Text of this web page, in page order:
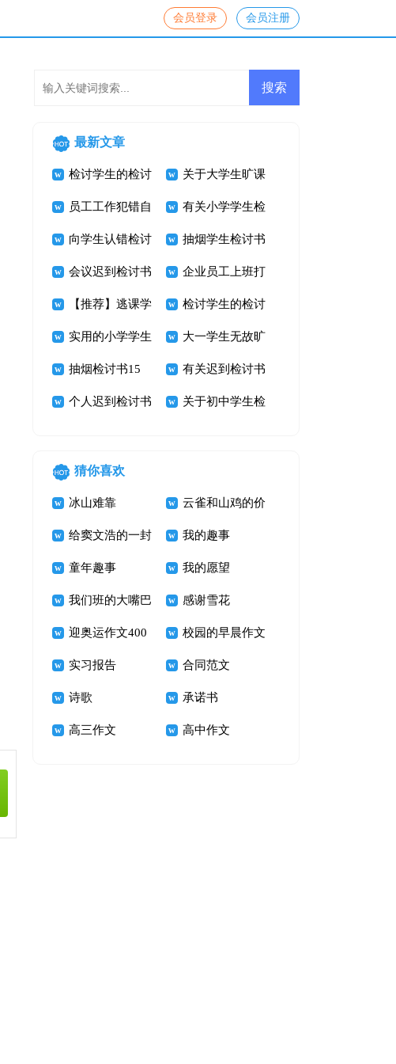
会员登录 会员注册
最新文章
检讨学生的检讨
书范文合集十篇
关于大学生旷课
检讨书模板合集
7篇
员工工作犯错自
我反省检讨书
有关小学学生检
讨书范文集锦6
篇
向学生认错检讨
书范文八篇
抽烟学生检讨书
7篇
会议迟到检讨书
7篇
企业员工上班打
瞌睡检讨书
【推荐】逃课学
生检讨书范文集
锦七篇
检讨学生的检讨
书模板合集8篇
实用的小学学生
检讨书范文锦集
七篇
大一学生无故旷
课检讨书
抽烟检讨书15
篇
有关迟到检讨书
四篇
个人迟到检讨书 关于初中学生检
猜你喜欢
冰山难靠 云雀和山鸡的价
值
给窦文浩的一封
信_四年级书信
作文400字
我的趣事
童年趣事 我的愿望
我们班的大嘴巴 感谢雪花
迎奥运作文400
字 加油！奥运
校园的早晨作文
600字
实习报告 合同范文
诗歌 承诺书
高三作文 高中作文